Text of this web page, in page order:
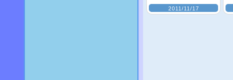
2011/11/17